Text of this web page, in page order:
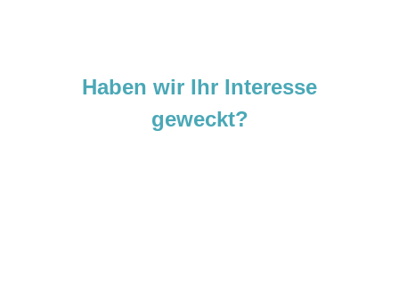
Haben wir Ihr Interesse
geweckt?